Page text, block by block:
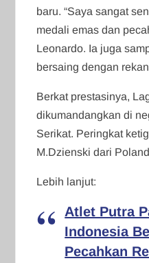
baru. “Saya sangat
medali emas dan
Leonardo. Ia juga
bersaing dengan
Berkat prestasinya,
dikumandangkan di
Serikat. Peringkat
M.Dzienski dari
Lebih lanjut:
Atlet Putra
Indonesia
Pecahkan